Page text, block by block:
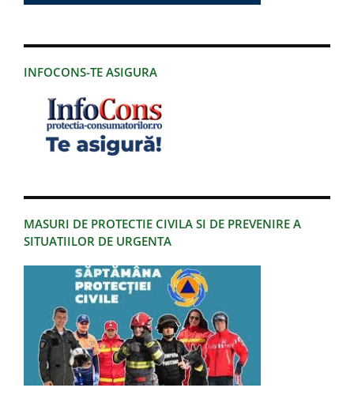
INFOCONS-TE ASIGURA
MASURI DE PROTECTIE CIVILA SI DE PREVENIRE A
SITUATIILOR DE URGENTA